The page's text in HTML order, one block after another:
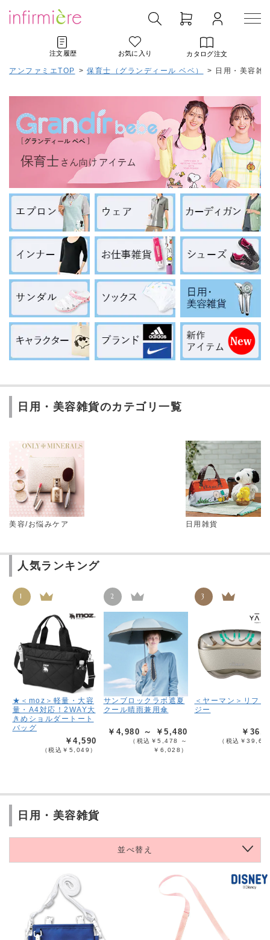
注文履歴 お気に入り カタログ注文
アンファミエTOP > 保育士（グランディール ベベ） > 日用・美容雑
日用・美容雑貨のカテゴリ一覧
美容/お悩みケア 日用雑貨
人気ランキング
1
★＜moz＞軽量・大容
量・A4対応！2WAY大
きめショルダートート
バッグ
￥4,590
（税込￥5,049）
2
サンブロックラボ遮夏
クール晴雨兼用傘
￥4,980 ～ ￥5,480
（税込￥5,478 ～
￥6,028）
3
＜ヤーマン＞リフト
ジー
￥
（税込￥
日用・美容雑貨
並べ替え